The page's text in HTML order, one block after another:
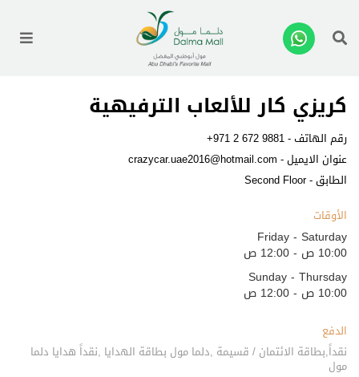
كريزي كار للألعاب الترفيهية
رقم الهاتف -+971 2 672 9881
عنوان الايميل - crazycar.uae2016@hotmail.com
الطابق - Second Floor
الأوقات
Friday - Saturday
10:00 ص - 12:00 ص
Sunday - Thursday
10:00 ص - 12:00 ص
الدفع
نقداً,بطاقة الائتمان / قسيمة ,دلما مول بطاقة الهدايا ,نقداً هدايا دلما
مول